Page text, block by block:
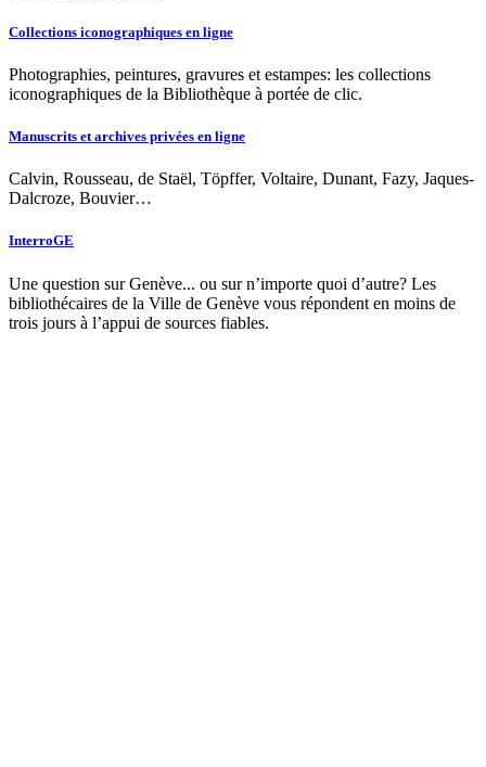
Collections iconographiques en ligne
Photographies, peintures, gravures et estampes: les collections
iconographiques de la Bibliothèque à portée de clic.
Manuscrits et archives privées en ligne
Calvin, Rousseau, de Staël, Töpffer, Voltaire, Dunant, Fazy, Jaques-
Dalcroze, Bouvier…
InterroGE
Une question sur Genève... ou sur n’importe quoi d’autre? Les
bibliothécaires de la Ville de Genève vous répondent en moins de
trois jours à l’appui de sources fiables.